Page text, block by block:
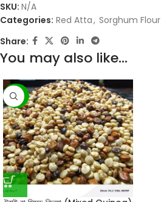
SKU: N/A
Categories: Red Atta, Sorghum Flour
Share:
You may also like…
-28%